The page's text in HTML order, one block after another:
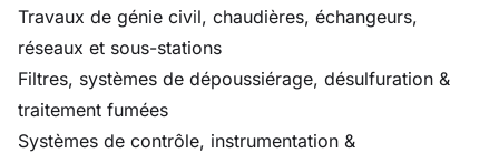
Travaux de génie civil, chaudières, échangeurs,
réseaux et sous-stations
Filtres, systèmes de dépoussiérage, désulfuration &
traitement fumées
Systèmes de contrôle, instrumentation &